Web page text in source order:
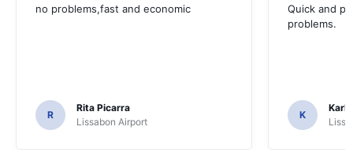
no problems,fast and economic
R
Rita Picarra
Lissabon Airport
Quick and
problems.
K
Karl